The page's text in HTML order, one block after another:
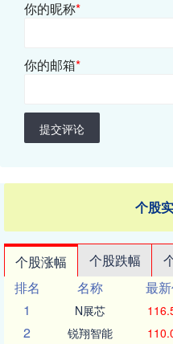
你的昵称*
你的邮箱*
提交评论
个股
个股涨幅 个股跌幅
排名
名称 最
1
N展芯
2 锐翔智能